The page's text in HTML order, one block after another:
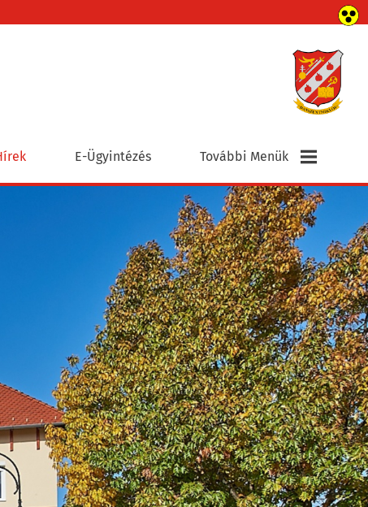
E-Ügyintézés További Menük
Elérhetőségek
Civil Szervezetek
Egyházak
Pályázatok
Vállalkozások
Idegenforgalom